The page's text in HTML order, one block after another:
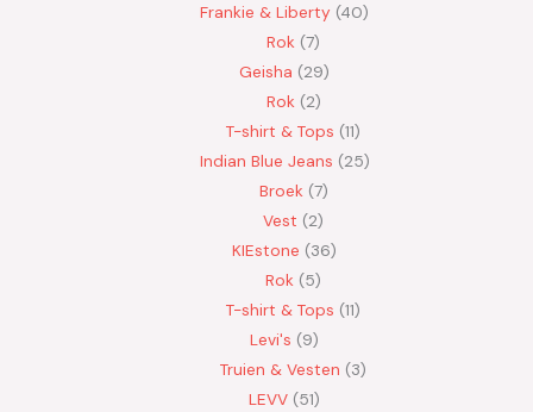
Frankie & Liberty 40
Rok 7
Geisha
29
Rok 2
T-shirt & Tops 11
Indian Blue Jeans 25
Broek 7
Vest
2
KIEstone
36
Rok 5
T-shirt & Tops 11
Levi's
9
Truien & Vesten
3
LEVV 51